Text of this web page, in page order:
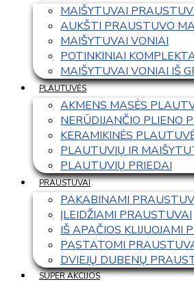
MAIŠYTUVAI
AUKŠTI PRAUSTUVO
MAIŠYTUVAI VONIAI
POTINKINIAI
MAIŠYTUVAI VONIAI IŠ
PLAUTUVĖS
AKMENS MASĖS
NERŪDIJANČIO PLIENO
KERAMIKINĖS
PLAUTUVIŲ IR
PLAUTUVIŲ PRIEDAI
PRAUSTUVAI
PAKABINAMI
ĮLEIDŽIAMI PRAUSTUVAI
IŠ APAČIOS KLIJUOJAMI
PASTATOMI
DVIEJŲ DUBENŲ
SUPER AKCIJOS